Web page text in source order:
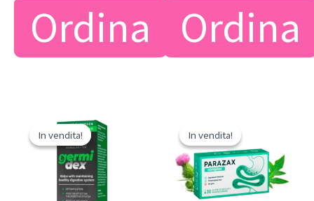
€78.00.
€39.00.
Ordina
€49.00.
€24.50.
Ordina
In vendita!
In vendita! In vendita!
In vendita!